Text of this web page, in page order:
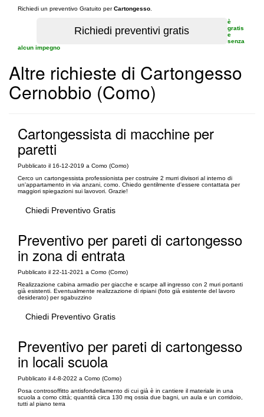
Richiedi un preventivo Gratuito perCartongesso
è
gratis
e
senza
alcun impegno
Altre richieste di Cartongesso
Cernobbio (Como)
Cartongessista di macchine per
paretti
Pubblicato il 16-12-2019 a Como (Como)
Cerco un cartongessista professionista per costruire 2 murri divisori al interno di
un'appartamento in via anzani, como. Chiedo gentilmente d'essere contattata per
maggiori spiegazioni sui lavovori. Grazie!
Chiedi Preventivo Gratis
Preventivo per pareti di cartongesso
in zona di entrata
Pubblicato il 22-11-2021 a Como (Como)
Realizzazione cabina armadio per giacche e scarpe all ingresso con 2 muri portanti
già esistenti. Eventualmente realizzazione di ripiani (foto già esistente del lavoro
desiderato) per sgabuzzino
Chiedi Preventivo Gratis
Preventivo per pareti di cartongesso
in locali scuola
Pubblicato il 4-8-2022 a Como (Como)
Posa controsoffitto antisfondellamento di cui già è in cantiere il materiale in una
scuola a como città; quantità circa 130 mq ossia due bagni, un aula e un corridoio,
tutti al piano terra